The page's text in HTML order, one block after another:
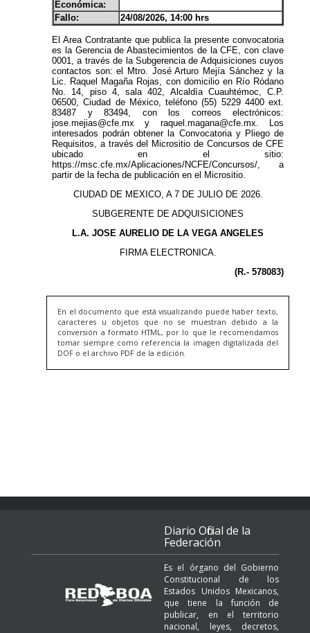
En el documento que está visualizando puede haber texto,
caracteres u objetos que no se muestran debido a la
conversión a formato HTML, por lo que le recomendamos
tomar siempre como referencia la imagen digitalizada del
DOF o el archivo PDF de la edición.
Diario Oficial de la
Federación
Es el órgano del Gobierno
Constitucional de los
Estados Unidos Mexicanos,
que tiene la función de
publicar, en el territorio
nacional, leyes, decretos,